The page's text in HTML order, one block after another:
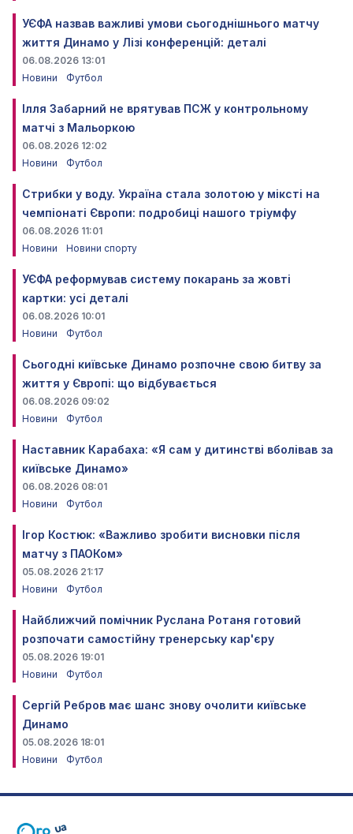
УЄФА назвав важливі умови сьогоднішнього матчу
життя Динамо у Лізі конференцій: деталі
06.08.2026 13:01
Новини
Футбол
Ілля Забарний не врятував ПСЖ у контрольному
матчі з Мальоркою
06.08.2026 12:02
Новини
Футбол
Стрибки у воду. Україна стала золотою у міксті на
чемпіонаті Європи: подробиці нашого тріумфу
06.08.2026 11:01
Новини
Новини спорту
УЄФА реформував систему покарань за жовті
картки: усі деталі
06.08.2026 10:01
Новини
Футбол
Сьогодні київське Динамо розпочне свою битву за
життя у Європі: що відбувається
06.08.2026 09:02
Новини
Футбол
Наставник Карабаха: «Я сам у дитинстві вболівав за
київське Динамо»
06.08.2026 08:01
Новини
Футбол
Ігор Костюк: «Важливо зробити висновки після
матчу з ПАОКом»
05.08.2026 21:17
Новини
Футбол
Найближчий помічник Руслана Ротаня готовий
розпочати самостійну тренерську кар'єру
05.08.2026 19:01
Новини
Футбол
Сергій Ребров має шанс знову очолити київське
Динамо
05.08.2026 18:01
Новини
Футбол